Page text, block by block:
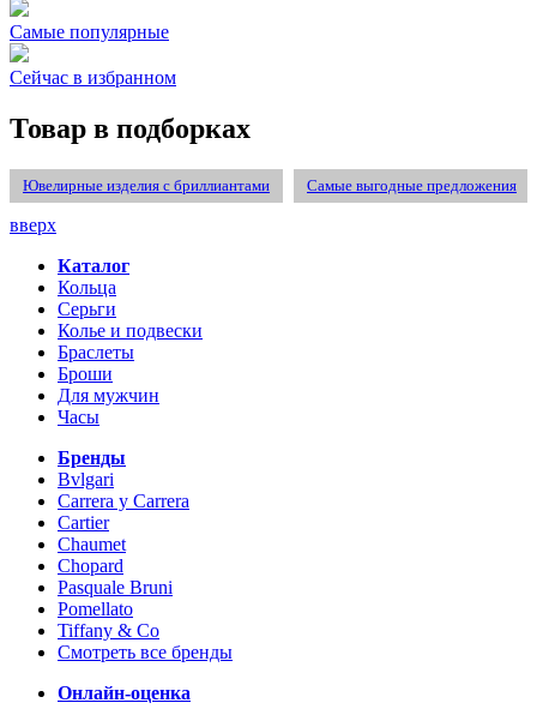
Самые популярные
Сейчас в избранном
Товар в подборках
Ювелирные изделия с бриллиантами Самые выгодные предложения
вверх
Каталог
Кольца
Серьги
Колье и подвески
Браслеты
Броши
Для мужчин
Часы
Бренды
Bvlgari
Carrera y Carrera
Cartier
Chaumet
Chopard
Pasquale Bruni
Pomellato
Tiffany & Co
Смотреть все бренды
Онлайн-оценка